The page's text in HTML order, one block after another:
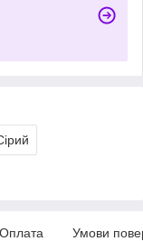
Оплата Умови